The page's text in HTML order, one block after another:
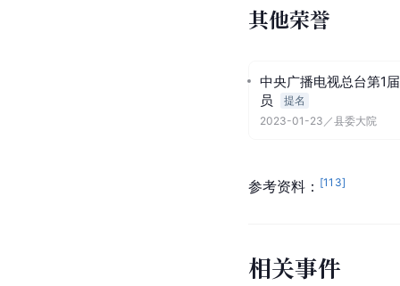
其他荣誉
中央广播电视总台第1
员
提名
2023-01-23 ／县委大院
参考资料： [113]
相关事件